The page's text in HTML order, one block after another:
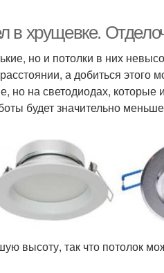
в хрущевке.
но и потолки в них
а добиться этого
но на светодиодах,
будет значительно
высоту, так что потолок